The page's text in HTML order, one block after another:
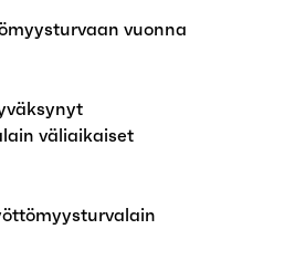
vuonna
väliaikaiset